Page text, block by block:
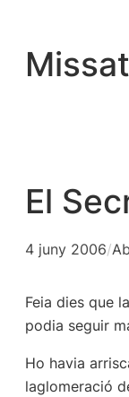
contingut
El
4 juny 2006/
Feia dies que
podia seguir
Ho havia
laglomeració